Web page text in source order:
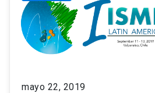
mayo 22, 2019